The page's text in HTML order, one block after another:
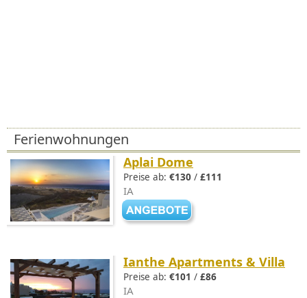
Ferienwohnungen
Aplai Dome
Preise ab: €130 / £111
IA
Ianthe Apartments & Villa
Preise ab: €101 / £86
IA